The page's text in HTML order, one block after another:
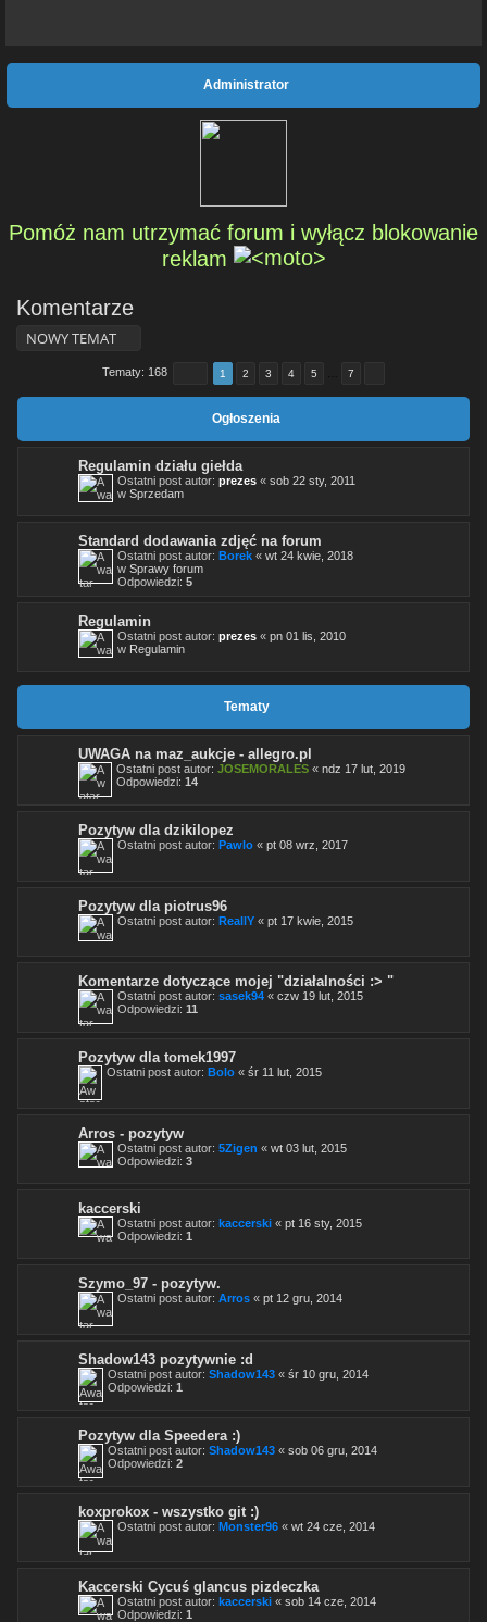
Administrator
Pomóż nam utrzymać forum i wyłącz blokowanie
reklam
Komentarze
NOWY TEMAT
Tematy: 168 1 2 3 4 5 7
Ogłoszenia
Regulamin działu giełda
Ostatni post autor: prezes « sob 22 sty, 2011
w Sprzedam
Standard dodawania zdjęć na forum
Ostatni post autor: Borek « wt 24 kwie, 2018
w Sprawy forum
Odpowiedzi: 5
Regulamin
Ostatni post autor: prezes « pn 01 lis, 2010
w Regulamin
Tematy
UWAGA na maz_aukcje - allegro.pl
Ostatni post autor: JOSEMORALES « ndz 17 lut, 2019
Odpowiedzi: 14
Pozytyw dla dzikilopez
Ostatni post autor: Pawlo « pt 08 wrz, 2017
Pozytyw dla piotrus96
Ostatni post autor: ReallY « pt 17 kwie, 2015
Komentarze dotyczące mojej "działalności :> "
Ostatni post autor: sasek94 « czw 19 lut, 2015
Odpowiedzi: 11
Pozytyw dla tomek1997
Ostatni post autor: Bolo « śr 11 lut, 2015
Arros - pozytyw
Ostatni post autor: 5Zigen « wt 03 lut, 2015
Odpowiedzi: 3
kaccerski
Ostatni post autor: kaccerski « pt 16 sty, 2015
Odpowiedzi: 1
Szymo_97 - pozytyw.
Ostatni post autor: Arros « pt 12 gru, 2014
Shadow143 pozytywnie :d
Ostatni post autor: Shadow143 « śr 10 gru, 2014
Odpowiedzi: 1
Pozytyw dla Speedera :)
Ostatni post autor: Shadow143 « sob 06 gru, 2014
Odpowiedzi: 2
koxprokox - wszystko git :)
Ostatni post autor: Monster96 « wt 24 cze, 2014
Kaccerski Cycuś glancus pizdeczka
Ostatni post autor: kaccerski « sob 14 cze, 2014
Odpowiedzi: 1